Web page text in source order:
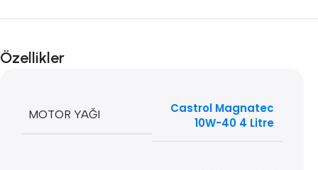
Özellikler
MOTOR YAĞI
Castrol Magnatec
10W-40 4 Litre